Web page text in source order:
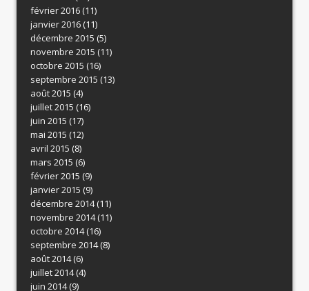
février 2016(11)
janvier 2016(11)
décembre 2015 (5)
novembre 2015 (11)
octobre 2015 (16)
septembre 2015 (13)
août 2015 (4)
juillet 2015 (16)
juin 2015 (17)
mai 2015 (12)
avril 2015 (8)
mars 2015 (6)
février 2015 (9)
janvier 2015 (9)
décembre 2014(11)
novembre 2014(11)
octobre 2014(16)
septembre 2014(8)
août 2014(6)
juillet 2014(4)
juin 2014(9)